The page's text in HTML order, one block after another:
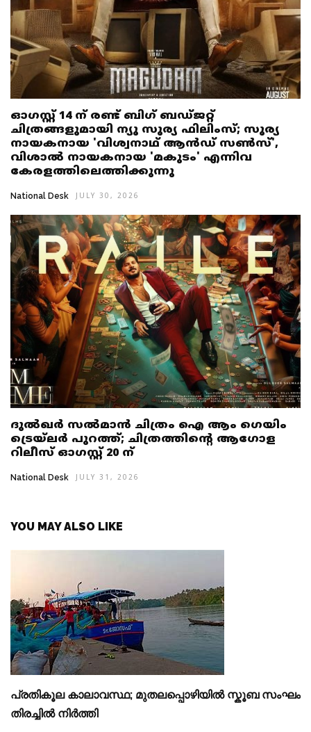
ഓഗസ്റ്റ് 14 ന് രണ്ട് ബിഗ് ബഡ്ജറ്റ്
ചിത്രങ്ങളുമായി ന്യൂ സൂര്യ ഫിലിംസ്; സൂര്യ
നായകനായ 'വിശ്വനാഥ് ആൻഡ് സൺസ്',
വിശാൽ നായകനായ 'മകുടം' എന്നിവ
കേരളത്തിലെത്തിക്കുന്നു
National Desk JULY 30, 2026
ദുൽഖർ സൽമാൻ ചിത്രം ഐ ആം ഗെയിം
ട്രെയ്‌ലർ പുറത്ത്; ചിത്രത്തിൻ്റെ ആഗോള
റിലീസ് ഓഗസ്റ്റ് 20 ന്
National Desk JULY 31, 2026
YOU MAY ALSO LIKE
പ്രതികൂല കാലാവസ്ഥ; മുതലപ്പൊഴിയില്‍ സ്കൂബ സംഘം
തിരച്ചില്‍ നിര്‍ത്തി